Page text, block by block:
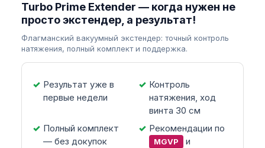
Turbo Prime Extender — когда нужен не
просто экстендер, а результат!
Флагманский вакуумный экстендер: точный контроль
натяжения, полный комплект и поддержка.
Результат уже в
первые недели
Контроль
натяжения, ход
винта 30 см
Полный комплект
— без докупок
Рекомендации по
MGVP
и